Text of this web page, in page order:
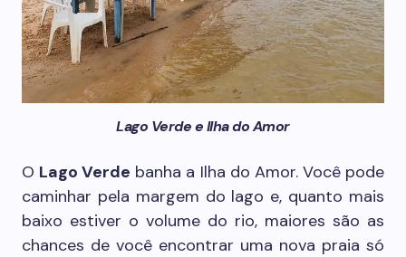
Lago Verde e Ilha do Amor
O Lago Verde banha a Ilha do Amor. Você pode
caminhar pela margem do lago e, quanto mais
baixo estiver o volume do rio, maiores são as
chances de você encontrar uma nova praia só